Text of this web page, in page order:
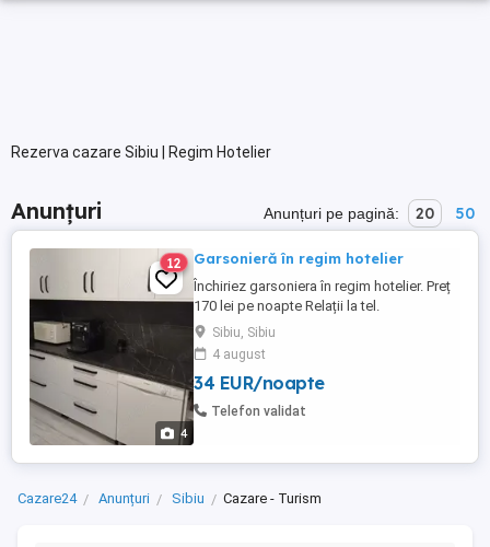
Rezerva cazare Sibiu | Regim Hotelier
Anunțuri Anunțuri pe pagină: 20 50
4
12 Garsonieră în regim hotelier
Închiriez garsoniera în regim hotelier. Preț
170 lei pe noapte Relații la tel.
Sibiu, Sibiu
4 august
34 EUR/noapte
Telefon validat
Cazare24 Anunțuri Sibiu Cazare - Turism